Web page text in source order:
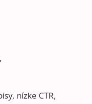
nízke CTR,